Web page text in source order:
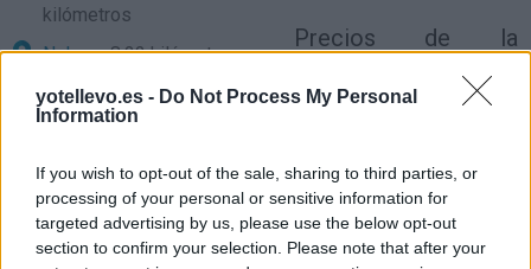
yotellevo.es - Do Not Process My Personal
Information
If you wish to opt-out of the sale, sharing to third parties, or
processing of your personal or sensitive information for
targeted advertising by us, please use the below opt-out
section to confirm your selection. Please note that after your
kilómetros
Nulesa 8,22 kilómetros
Quartella 8,31 kilómetros
Quart de les Vallsa 8,93
kilómetros
Castellón
a 25,99
Precios de la